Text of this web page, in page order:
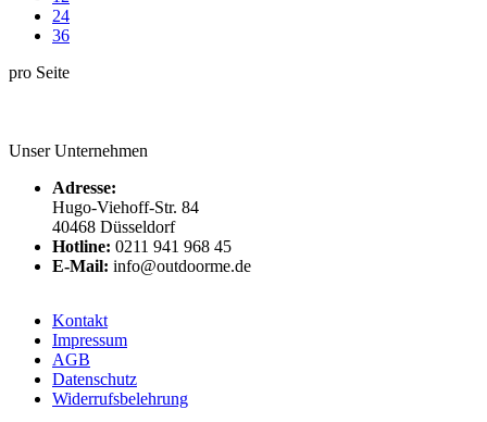
24
36
pro Seite
Unser Unternehmen
Adresse:
Hugo-Viehoff-Str. 84
40468 Düsseldorf
Hotline: 0211 941 968 45
E-Mail: info@outdoorme.de
Kontakt
Impressum
AGB
Datenschutz
Widerrufsbelehrung